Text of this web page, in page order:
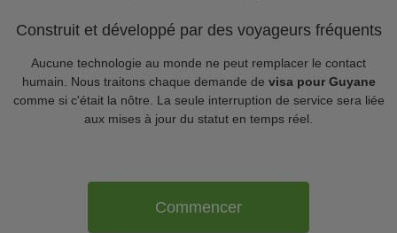
Construit et développé par des voyageurs fréquents
Aucune technologie au monde ne peut remplacer le contact
humain. Nous traitons chaque demande de visa pour Guyane
comme si c'était la nôtre. La seule interruption de service sera liée
aux mises à jour du statut en temps réel.
Commencer